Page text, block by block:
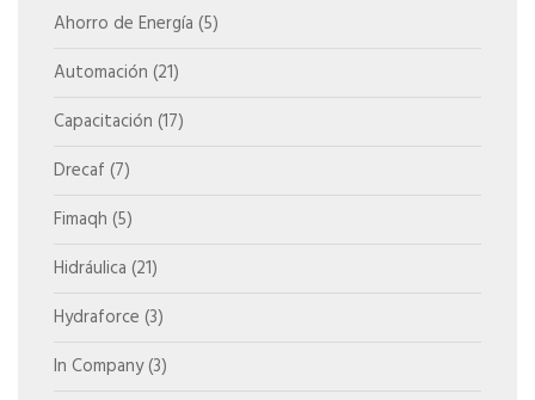
Ahorro de Energía (5)
Automación (21)
Capacitación (17)
Drecaf (7)
Fimaqh (5)
Hidráulica (21)
Hydraforce (3)
In Company(3)